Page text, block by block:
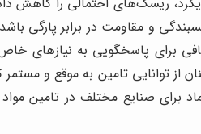
و مقاومت در برابر پارگی
برای پاسخگویی به نیازهای
توانایی تامین به موقع و مستمر
برای صنایع مختلف در تامین مواد